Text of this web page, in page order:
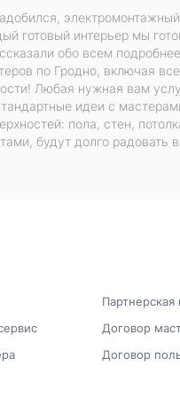
готовый интерьер мы
обо всем
по Гродно, включая
Любая нужная вам
идеи с
пола, стен,
будут долго радовать
Договор
Договор